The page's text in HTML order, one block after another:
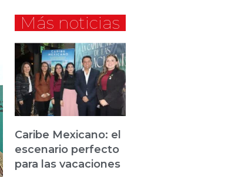
Más noticias
Caribe Mexicano: el
escenario perfecto
para las vacaciones